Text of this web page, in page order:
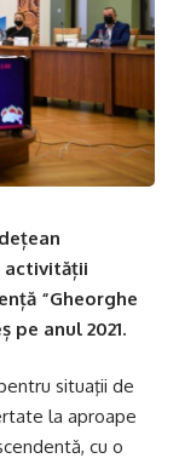
activității
“Gheorghe
pe anul 2021.
situaţii de
la aproape
cu o